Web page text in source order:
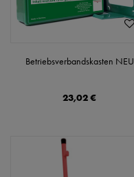
Betriebsverbandskasten NEU
23,02 €